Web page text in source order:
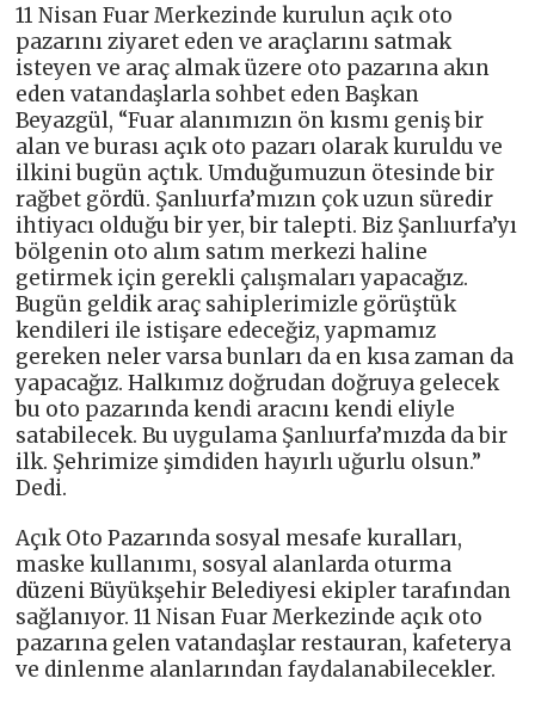
11 Nisan Fuar Merkezinde kurulun açık oto
pazarını ziyaret eden ve araçlarını satmak
isteyen ve araç almak üzere oto pazarına akın
eden vatandaşlarla sohbet eden Başkan
Beyazgül, “Fuar alanımızın ön kısmı geniş bir
alan ve burası açık oto pazarı olarak kuruldu ve
ilkini bugün açtık. Umduğumuzun ötesinde bir
rağbet gördü. Şanlıurfa’mızın çok uzun süredir
ihtiyacı olduğu bir yer, bir talepti. Biz Şanlıurfa’yı
bölgenin oto alım satım merkezi haline
getirmek için gerekli çalışmaları yapacağız.
Bugün geldik araç sahiplerimizle görüştük
kendileri ile istişare edeceğiz, yapmamız
gereken neler varsa bunları da en kısa zaman da
yapacağız. Halkımız doğrudan doğruya gelecek
bu oto pazarında kendi aracını kendi eliyle
satabilecek. Bu uygulama Şanlıurfa’mızda da bir
ilk. Şehrimize şimdiden hayırlı uğurlu olsun.”
Dedi.
Açık Oto Pazarında sosyal mesafe kuralları,
maske kullanımı, sosyal alanlarda oturma
düzeni Büyükşehir Belediyesi ekipler tarafından
sağlanıyor. 11 Nisan Fuar Merkezinde açık oto
pazarına gelen vatandaşlar restauran, kafeterya
ve dinlenme alanlarından faydalanabilecekler.